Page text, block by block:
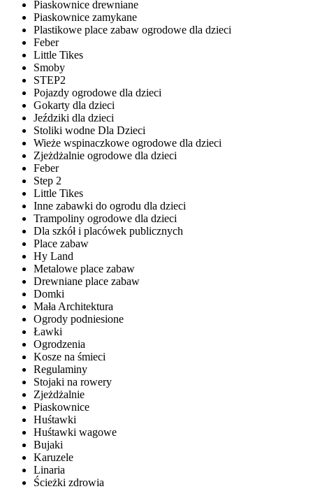
Piaskownice drewniane
Piaskownice zamykane
Plastikowe place zabaw ogrodowe dla dzieci
Feber
Little Tikes
Smoby
STEP2
Pojazdy ogrodowe dla dzieci
Gokarty dla dzieci
Jeździki dla dzieci
Stoliki wodne Dla Dzieci
Wieże wspinaczkowe ogrodowe dla dzieci
Zjeżdżalnie ogrodowe dla dzieci
Feber
Step 2
Little Tikes
Inne zabawki do ogrodu dla dzieci
Trampoliny ogrodowe dla dzieci
Dla szkół i placówek publicznych
Place zabaw
Hy Land
Metalowe place zabaw
Drewniane place zabaw
Domki
Mała Architektura
Ogrody podniesione
Ławki
Ogrodzenia
Kosze na śmieci
Regulaminy
Stojaki na rowery
Zjeżdżalnie
Piaskownice
Huśtawki
Huśtawki wagowe
Bujaki
Karuzele
Linaria
Ścieżki zdrowia